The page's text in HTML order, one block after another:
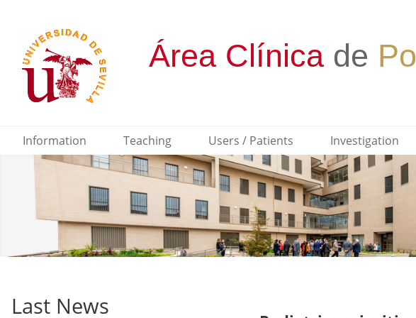
Information Teaching Users / Patients Investigation
Last News